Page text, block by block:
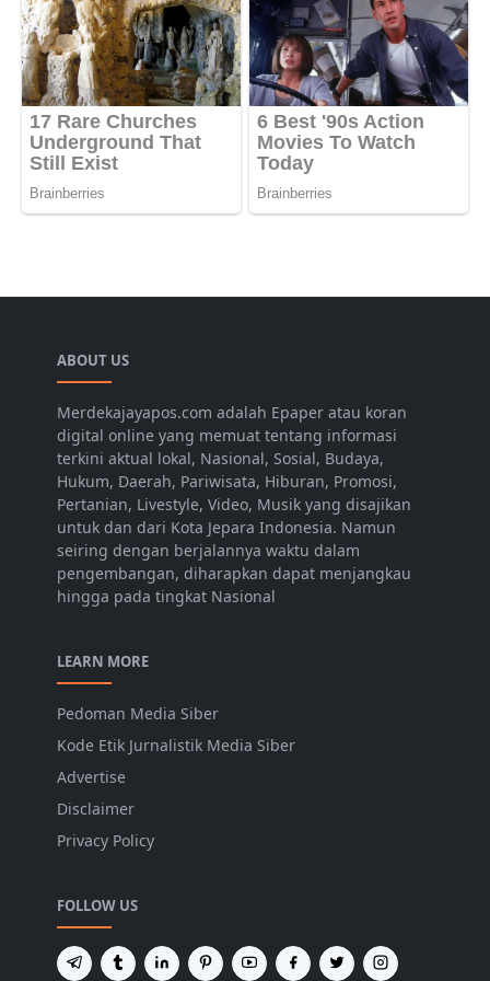
ABOUT US
Merdekajayapos.com adalah Epaper atau koran
digital online yang memuat tentang informasi
terkini aktual lokal, Nasional, Sosial, Budaya,
Hukum, Daerah, Pariwisata, Hiburan, Promosi,
Pertanian, Livestyle, Video, Musik yang disajikan
untuk dan dari Kota Jepara Indonesia. Namun
seiring dengan berjalannya waktu dalam
pengembangan, diharapkan dapat menjangkau
hingga pada tingkat Nasional
LEARN MORE
Pedoman Media Siber
Kode Etik Jurnalistik Media Siber
Advertise
Disclaimer
Privacy Policy
FOLLOW US